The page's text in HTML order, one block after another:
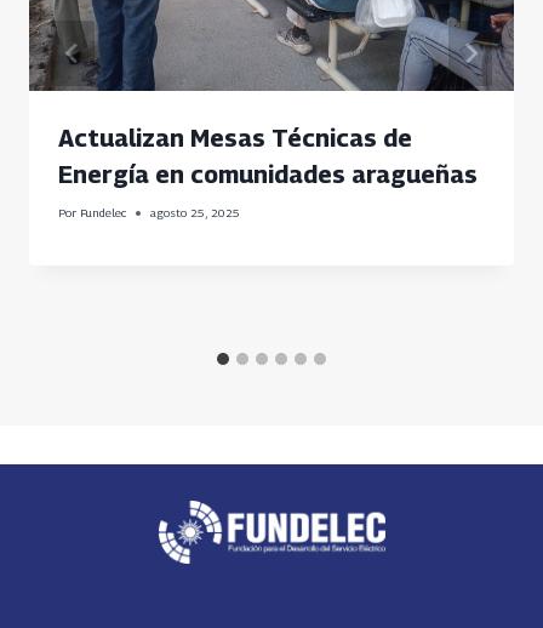
Actualizan Mesas Técnicas de
Energía en comunidades aragueñas
Por Fundelec agosto 25, 2025